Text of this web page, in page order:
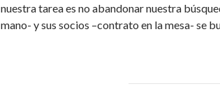
nuestra tarea es no abandonar nuestra
mano- y sus socios –contrato en la mesa- se